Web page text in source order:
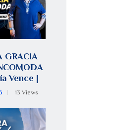
GRACIA
Vence |
13 Views